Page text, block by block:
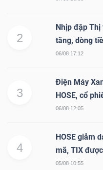
2
Nhịp đập
tăng, dòng
06/08 17:12
3
Điện Máy
HOSE, cổ
06/08 12:05
4
HOSE giảm
mã, TIX được
05/08 10:55
KHỎE